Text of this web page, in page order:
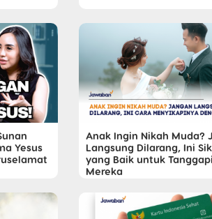
Yesus
Anak Ingin Nikah Muda?
Langsung Dilarang, Ini
yang Baik untuk Tanggapi
Mereka